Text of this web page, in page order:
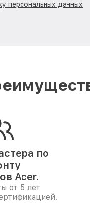
персональных данных
по
Acer.
от 5 лет